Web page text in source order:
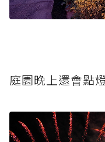
庭園晚上還會點